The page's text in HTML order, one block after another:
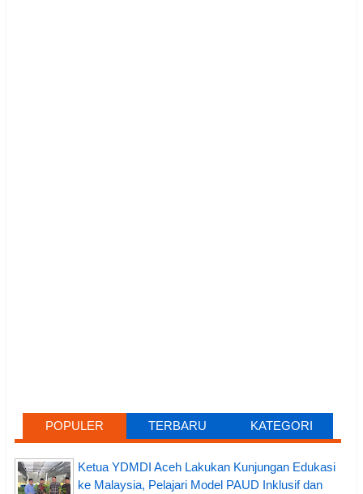
POPULER TERBARU KATEGORI
Ketua YDMDI Aceh Lakukan Kunjungan Edukasi
ke Malaysia, Pelajari Model PAUD Inklusif dan